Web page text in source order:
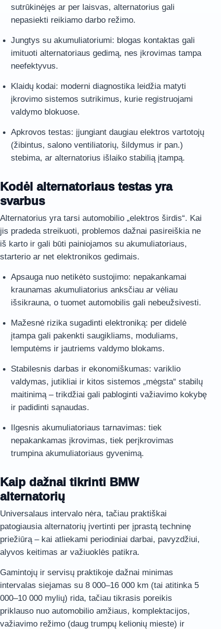
sutrūkinėjęs ar per laisvas, alternatorius gali
nepasiekti reikiamo darbo režimo.
Jungtys su akumuliatoriumi: blogas kontaktas gali
imituoti alternatoriaus gedimą, nes įkrovimas tampa
neefektyvus.
Klaidų kodai: moderni diagnostika leidžia matyti
įkrovimo sistemos sutrikimus, kurie registruojami
valdymo blokuose.
Apkrovos testas: įjungiant daugiau elektros vartotojų
(žibintus, salono ventiliatorių, šildymus ir pan.)
stebima, ar alternatorius išlaiko stabilią įtampą.
Kodėl alternatoriaus testas yra
svarbus
Alternatorius yra tarsi automobilio „elektros širdis“. Kai
jis pradeda streikuoti, problemos dažnai pasireiškia ne
iš karto ir gali būti painiojamos su akumuliatoriaus,
starterio ar net elektronikos gedimais.
Apsauga nuo netikėto sustojimo: nepakankamai
kraunamas akumuliatorius anksčiau ar vėliau
išsikrauna, o tuomet automobilis gali nebeužsivesti.
Mažesnė rizika sugadinti elektroniką: per didelė
įtampa gali pakenkti saugikliams, moduliams,
lemputėms ir jautriems valdymo blokams.
Stabilesnis darbas ir ekonomiškumas: variklio
valdymas, jutikliai ir kitos sistemos „mėgsta“ stabilų
maitinimą – trikdžiai gali pabloginti važiavimo kokybę
ir padidinti sąnaudas.
Ilgesnis akumuliatoriaus tarnavimas: tiek
nepakankamas įkrovimas, tiek perįkrovimas
trumpina akumuliatoriaus gyvenimą.
Kaip dažnai tikrinti BMW
alternatorių
Universalaus intervalo nėra, tačiau praktiškai
patogiausia alternatorių įvertinti per įprastą techninę
priežiūrą – kai atliekami periodiniai darbai, pavyzdžiui,
alyvos keitimas ar važiuoklės patikra.
Gamintojų ir servisų praktikoje dažnai minimas
intervalas siejamas su 8 000–16 000 km (tai atitinka 5
000–10 000 mylių) rida, tačiau tikrasis poreikis
priklauso nuo automobilio amžiaus, komplektacijos,
važiavimo režimo (daug trumpų kelionių mieste) ir